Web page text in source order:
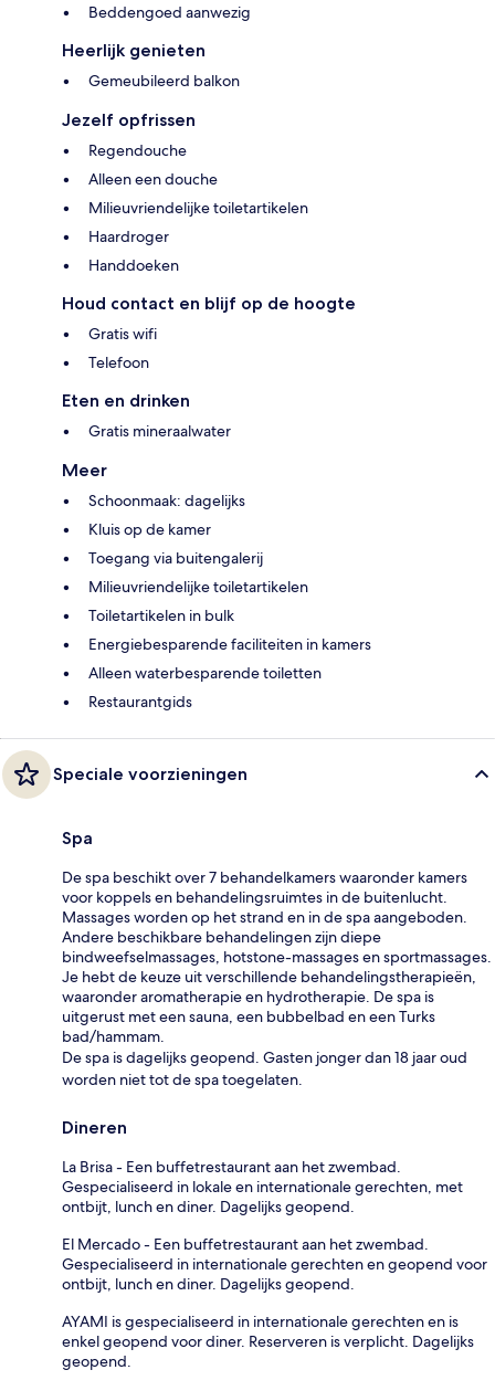
Beddengoed aanwezig
Heerlijk genieten
Gemeubileerd balkon
Jezelf opfrissen
Regendouche
Alleen een douche
Milieuvriendelijke toiletartikelen
Haardroger
Handdoeken
Houd contact en blijf op de hoogte
Gratis wifi
Telefoon
Eten en drinken
Gratis mineraalwater
Meer
Schoonmaak: dagelijks
Kluis op de kamer
Toegang via buitengalerij
Milieuvriendelijke toiletartikelen
Toiletartikelen in bulk
Energiebesparende faciliteiten in kamers
Alleen waterbesparende toiletten
Restaurantgids
Speciale voorzieningen
Spa
De spa beschikt over 7 behandelkamers waaronder kamers
voor koppels en behandelingsruimtes in de buitenlucht.
Massages worden op het strand en in de spa aangeboden.
Andere beschikbare behandelingen zijn diepe
bindweefselmassages, hotstone-massages en sportmassages.
Je hebt de keuze uit verschillende behandelingstherapieën,
waaronder aromatherapie en hydrotherapie. De spa is
uitgerust met een sauna, een bubbelbad en een Turks
bad/hammam.
De spa is dagelijks geopend. Gasten jonger dan 18 jaar oud
worden niet tot de spa toegelaten.
Dineren
La Brisa - Een buffetrestaurant aan het zwembad.
Gespecialiseerd in lokale en internationale gerechten, met
ontbijt, lunch en diner. Dagelijks geopend.
El Mercado - Een buffetrestaurant aan het zwembad.
Gespecialiseerd in internationale gerechten en geopend voor
ontbijt, lunch en diner. Dagelijks geopend.
AYAMI is gespecialiseerd in internationale gerechten en is
enkel geopend voor diner. Reserveren is verplicht. Dagelijks
geopend.